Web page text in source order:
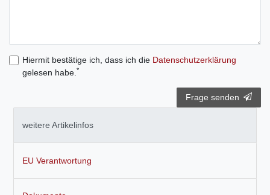
Hiermit bestätige ich, dass ich die Daten­schutz­erklärung
gelesen habe. *
Frage senden
weitere Artikelinfos
EU Verantwortung